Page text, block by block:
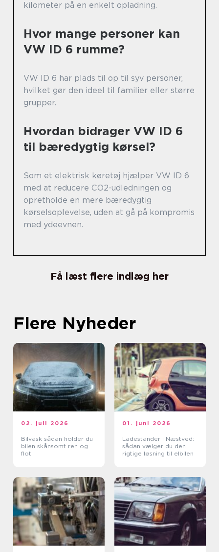
kilometer på en enkelt opladning.
Hvor mange personer kan
VW ID 6 rumme?
VW ID 6 har plads til op til syv personer,
hvilket gør den ideel til familier eller større
grupper.
Hvordan bidrager VW ID 6
til bæredygtig kørsel?
Som et elektrisk køretøj hjælper VW ID 6
med at reducere CO2-udledningen og
opretholde en mere bæredygtig
kørselsoplevelse, uden at gå på kompromis
med ydeevnen.
Få læst flere indlæg her
Flere Nyheder
02. juli 2026
Bilvask sådan holder du
bilen skånsomt ren og
flot
01. juni 2026
Ladestander i Næstved:
sådan vælger du den
rigtige løsning til elbilen